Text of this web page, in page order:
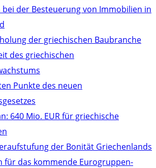
der Besteuerung von Immobilien in
der griechischen Baubranche
des griechischen
Punkte des neuen
640 Mio. EUR für griechische
der Bonität Griechenlands
für das kommende Eurogruppen-